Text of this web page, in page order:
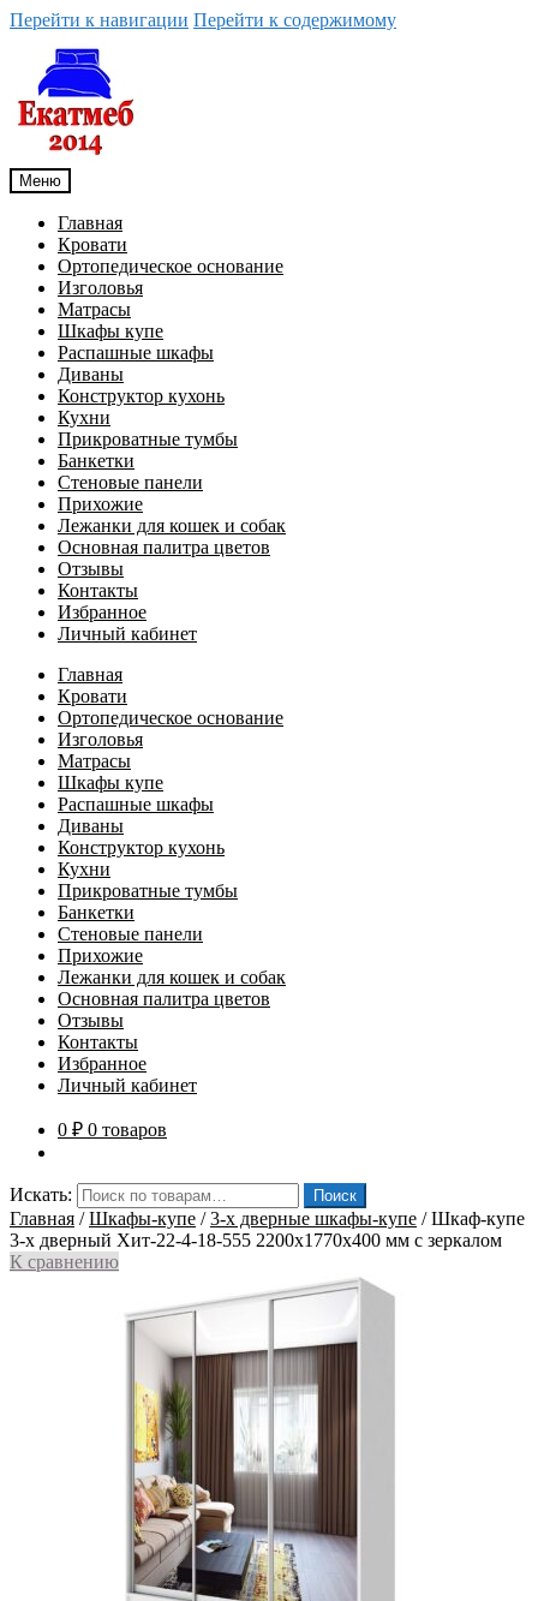
Перейти к навигации Перейти к содержимому
Меню
Главная
Кровати
Ортопедическое основание
Изголовья
Матрасы
Шкафы купе
Распашные шкафы
Диваны
Конструктор кухонь
Кухни
Прикроватные тумбы
Банкетки
Стеновые панели
Прихожие
Лежанки для кошек и собак
Основная палитра цветов
Отзывы
Контакты
Избранное
Личный кабинет
Главная
Кровати
Ортопедическое основание
Изголовья
Матрасы
Шкафы купе
Распашные шкафы
Диваны
Конструктор кухонь
Кухни
Прикроватные тумбы
Банкетки
Стеновые панели
Прихожие
Лежанки для кошек и собак
Основная палитра цветов
Отзывы
Контакты
Избранное
Личный кабинет
0 ₽ 0 товаров
Искать: Поиск
Главная /Шкафы-купе /3-х дверные шкафы-купе /Шкаф-купе
3-х дверный Хит-22-4-18-555 2200x1770x400 мм с зеркалом
К сравнению